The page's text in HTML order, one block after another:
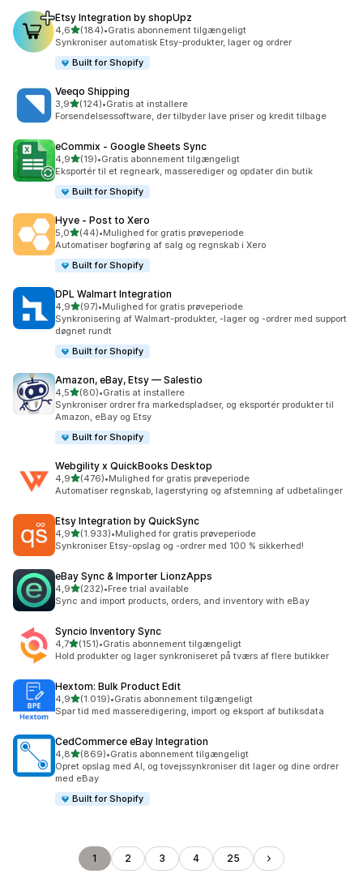
Etsy Integration by shopUpz
4,6ud af 5 stjerner
(184)
184 anmeldelser i alt
•Gratis abonnement tilgængeligt
Synkroniser automatisk Etsy-produkter, lager og ordrer
Built for Shopify
Veeqo Shipping
3,9ud af 5 stjerner
(124)
124 anmeldelser i alt
•Gratis at installere
Forsendelsessoftware, der tilbyder lave priser og kredit tilbage
eCommix ‑ Google Sheets Sync
4,9ud af 5 stjerner
(19)
19 anmeldelser i alt
•Gratis abonnement tilgængeligt
Eksportér til et regneark, masserediger og opdater din butik
Built for Shopify
Hyve ‑ Post to Xero
5,0ud af 5 stjerner
(44)
44 anmeldelser i alt
•Mulighed for gratis prøveperiode
Automatiser bogføring af salg og regnskab i Xero
Built for Shopify
DPL Walmart Integration
4,9ud af 5 stjerner
(97)
97 anmeldelser i alt
•Mulighed for gratis prøveperiode
Synkronisering af Walmart-produkter, -lager og -ordrer med support
døgnet rundt
Built for Shopify
Amazon, eBay, Etsy — Salestio
4,5ud af 5 stjerner
(80)
80 anmeldelser i alt
•Gratis at installere
Synkroniser ordrer fra markedspladser, og eksportér produkter til
Amazon, eBay og Etsy
Built for Shopify
Webgility x QuickBooks Desktop
4,9ud af 5 stjerner
(476)
476 anmeldelser i alt
•Mulighed for gratis prøveperiode
Automatiser regnskab, lagerstyring og afstemning af udbetalinger
Etsy Integration by QuickSync
4,9ud af 5 stjerner
(1.933)
1933 anmeldelser i alt
•Mulighed for gratis prøveperiode
Synkroniser Etsy-opslag og -ordrer med 100 % sikkerhed!
eBay Sync & Importer LionzApps
4,9ud af 5 stjerner
(232)
232 anmeldelser i alt
•Free trial available
Sync and import products, orders, and inventory with eBay
Syncio Inventory Sync
4,7ud af 5 stjerner
(151)
151 anmeldelser i alt
•Gratis abonnement tilgængeligt
Hold produkter og lager synkroniseret på tværs af flere butikker
Hextom: Bulk Product Edit
4,9ud af 5 stjerner
(1.019)
1019 anmeldelser i alt
•Gratis abonnement tilgængeligt
Spar tid med masseredigering, import og eksport af butiksdata
CedCommerce eBay Integration
4,8ud af 5 stjerner
(869)
869 anmeldelser i alt
•Gratis abonnement tilgængeligt
Opret opslag med AI, og tovejssynkroniser dit lager og dine ordrer
med eBay
Built for Shopify
1 2 3 4 25